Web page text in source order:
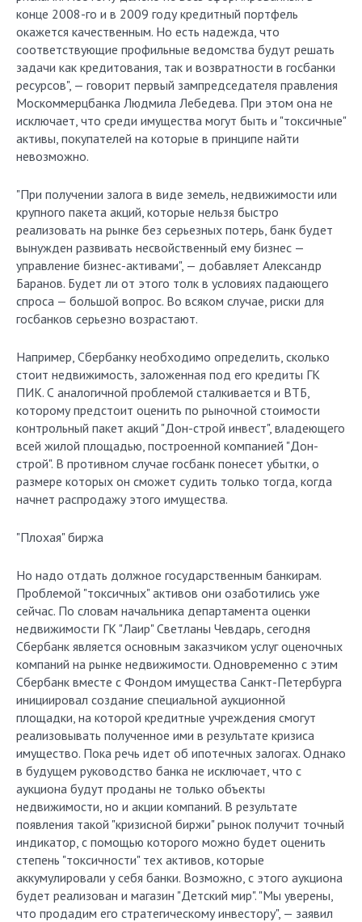
конце 2008-го и в 2009 году кредитный портфель
окажется качественным. Но есть надежда, что
соответствующие профильные ведомства будут решать
задачи как кредитования, так и возвратности в госбанки
ресурсов", — говорит первый зампредседателя правления
Москоммерцбанка Людмила Лебедева. При этом она не
исключает, что среди имущества могут быть и "токсичные"
активы, покупателей на которые в принципе найти
невозможно.
"При получении залога в виде земель, недвижимости или
крупного пакета акций, которые нельзя быстро
реализовать на рынке без серьезных потерь, банк будет
вынужден развивать несвойственный ему бизнес —
управление бизнес-активами", — добавляет Александр
Баранов. Будет ли от этого толк в условиях падающего
спроса — большой вопрос. Во всяком случае, риски для
госбанков серьезно возрастают.
Например, Сбербанку ­необходимо ­определить, сколько
стоит недвижимость, заложенная под его кредиты ГК
ПИК. С аналогичной проблемой сталкивается и ВТБ,
которому предстоит оценить по рыночной стоимости
контрольный пакет акций "Дон-строй инвест", владеющего
всей жилой площадью, построенной компанией "Дон-
строй". В противном случае госбанк понесет убытки, о
размере которых он сможет судить только тогда, когда
начнет распродажу этого имущества.
"Плохая" биржа
Но надо отдать должное государственным банкирам.
Проблемой "токсичных" активов они озаботились уже
сейчас. По словам начальника департамента оценки
недвижимости ГК "Лаир" Светланы Чевдарь, сегодня
Сбербанк является основным заказчиком услуг оценочных
компаний на рынке недвижимости. Одновременно с этим
Сбербанк вместе с Фондом имущества Санкт-Петербурга
инициировал создание специальной аукционной
площадки, на которой кредитные учреждения смогут
реализовывать полученное ими в результате кризиса
имущество. Пока речь идет об ипотечных залогах. Однако
в будущем руководство банка не исключает, что с
аукциона будут проданы не только объекты
недвижимости, но и акции компаний. В результате
появления такой "кризисной биржи" рынок получит точный
индикатор, с помощью которого можно будет оценить
степень "токсичности" тех активов, которые
аккумулировали у себя банки. Возможно, с этого аукциона
будет реализован и магазин "Детский мир". "Мы уверены,
что продадим его стратегическому инвестору", — заявил